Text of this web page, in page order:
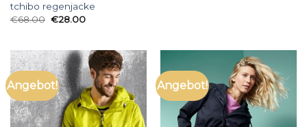
tchibo regenjacke
€68.00 €28.00
Angebot! Angebot!